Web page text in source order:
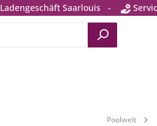
Ladengeschäft Saarlouis -
Poolwelt